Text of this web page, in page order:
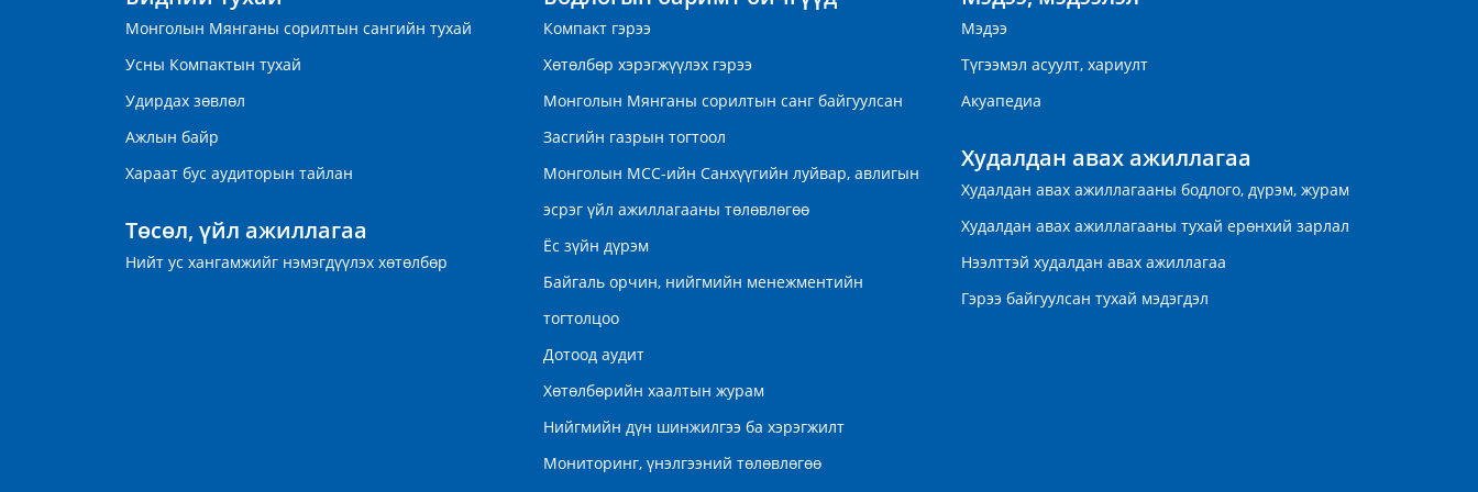
Монголын Мянганы сорилтын сангийн тухай
Усны Компактын тухай
Удирдах зөвлөл
Ажлын байр
Хараат бус аудиторын тайлан
Төсөл, үйл ажиллагаа
Нийт ус хангамжийг нэмэгдүүлэх хөтөлбөр
Компакт гэрээ
Хөтөлбөр хэрэгжүүлэх гэрээ
Монголын Мянганы сорилтын санг байгуулсан
Засгийн газрын тогтоол
Монголын МСС-ийн Санхүүгийн луйвар, авлигын
эсрэг үйл ажиллагааны төлөвлөгөө
Ёс зүйн дүрэм
Байгаль орчин, нийгмийн менежментийн
тогтолцоо
Дотоод аудит
Хөтөлбөрийн хаалтын журам
Нийгмийн дүн шинжилгээ ба хэрэгжилт
Мониторинг, үнэлгээний төлөвлөгөө
Мэдээ
Түгээмэл асуулт, хариулт
Акуапедиа
Худалдан авах ажиллагаа
Худалдан авах ажиллагааны бодлого, дүрэм, журам
Худалдан авах ажиллагааны тухай ерөнхий зарлал
Нээлттэй худалдан авах ажиллагаа
Гэрээ байгуулсан тухай мэдэгдэл